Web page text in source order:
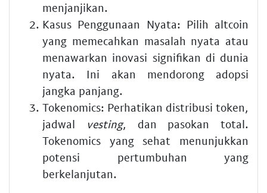
menjanjikan.
Kasus Penggunaan Nyata: Pilih altcoin
yang memecahkan masalah nyata atau
menawarkan inovasi signifikan di dunia
nyata. Ini akan mendorong adopsi
jangka panjang.
Tokenomics: Perhatikan distribusi token,
jadwal
vesting, dan pasokan total.
Tokenomics yang sehat menunjukkan
potensi pertumbuhan yang
berkelanjutan.